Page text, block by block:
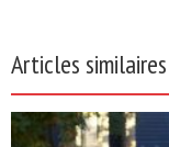
Articles similaires